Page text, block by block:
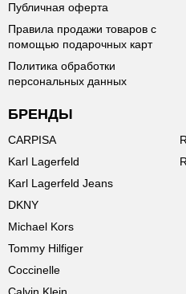
Публичная оферта
Правила продажи товаров с
помощью подарочных карт
Политика обработки
персональных данных
БРЕНДЫ
CARPISA
Karl Lagerfeld
Karl Lagerfeld Jeans
DKNY
Michael Kors
Tommy Hilfiger
Coccinelle